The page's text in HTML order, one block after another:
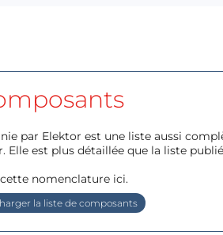
par Elektor est une liste aussi
est plus détaillée que la liste
nomenclature ici.
la liste de composants